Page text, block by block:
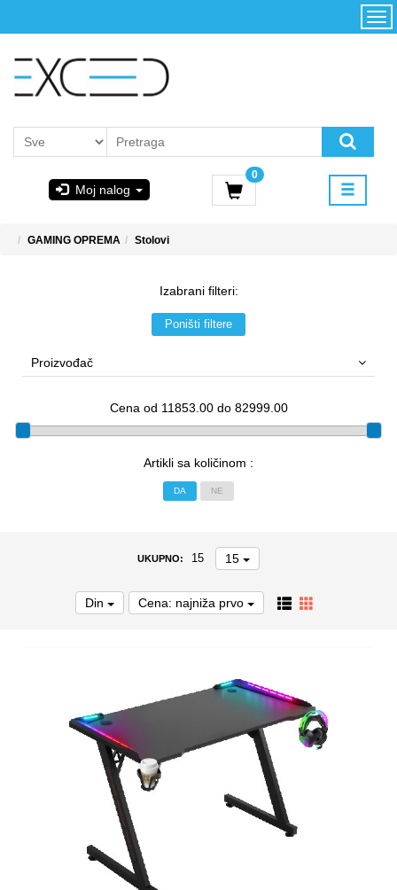
Moj nalog
0
Početna
korišćenja i
GAMING OPREMA Stolovi
Izabrani filteri:
Poništi filtere
Proizvođač
Cena od 11853.00 do 82999.00
Artikli sa količinom :
DA NE
UKUPNO: 15 15
Din Cena: najniža prvo